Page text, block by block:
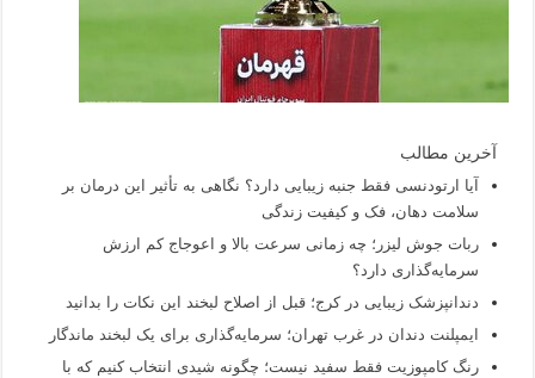
آخرین مطالب
آیا ارتودنسی فقط جنبه زیبایی دارد؟ نگاهی به تأثیر این درمان بر
سلامت دهان، فک و کیفیت زندگی
ربات جوش لیزر؛ چه زمانی سرعت بالا و اعوجاج کم ارزش
سرمایه‌گذاری دارد؟
دندانپزشک زیبایی در کرج؛ قبل از اصلاح لبخند این نکات را بدانید
ایمپلنت دندان در غرب تهران؛ سرمایه‌گذاری برای یک لبخند ماندگار
رنگ کامپوزیت فقط سفید نیست؛ چگونه شیدی انتخاب کنیم که با